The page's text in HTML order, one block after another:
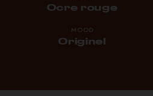
Ocre rouge
MOOD
Originel